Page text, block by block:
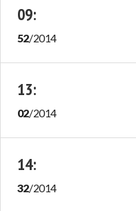
09:
52/2014
13:
02/2014
14:
32/2014